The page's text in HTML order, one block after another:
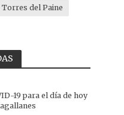
Torres del Paine
19 para el día de hoy